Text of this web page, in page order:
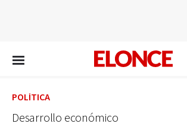
POLÍTICA
Desarrollo económico